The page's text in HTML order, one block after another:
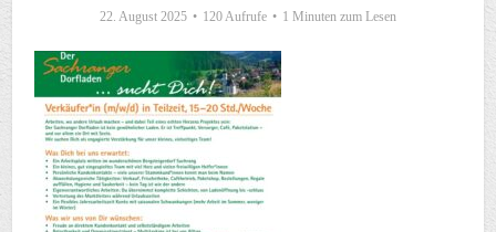
22. August 2025 120 Aufrufe 1 Minuten zum Lesen